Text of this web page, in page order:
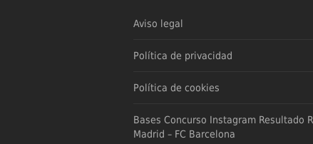
Aviso legal
Política de privacidad
Política de cookies
Bases Concurso Instagram Resultado
Madrid – FC Barcelona